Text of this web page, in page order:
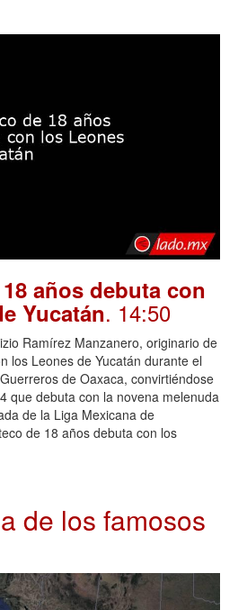
años debuta con
Yucatán. 14:50
Ramírez Manzanero, originario de
los Leones de Yucatán durante el
de Oaxaca, convirtiéndose
que debuta con la novena melenuda
de la Liga Mexicana de
de 18 años debuta con los
de los famosos